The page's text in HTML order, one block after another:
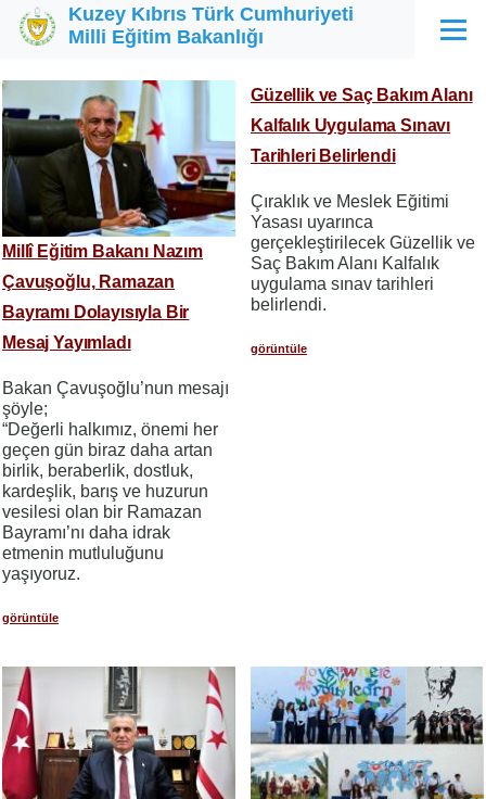
Ana içeriğe atla
Kuzey Kıbrıs Türk Cumhuriyeti
Milli Eğitim Bakanlığı
Menü
Millî Eğitim Bakanı Nazım
Çavuşoğlu, Ramazan
Bayramı Dolayısıyla Bir
Mesaj Yayımladı
Bakan Çavuşoğlu’nun mesajı
şöyle;
“Değerli halkımız, önemi her
geçen gün biraz daha artan
birlik, beraberlik, dostluk,
kardeşlik, barış ve huzurun
vesilesi olan bir Ramazan
Bayramı’nı daha idrak
etmenin mutluluğunu
yaşıyoruz.
görüntüle
Güzellik ve Saç Bakım Alanı
Kalfalık Uygulama Sınavı
Tarihleri Belirlendi
Çıraklık ve Meslek Eğitimi
Yasası uyarınca
gerçekleştirilecek Güzellik ve
Saç Bakım Alanı Kalfalık
uygulama sınav tarihleri
belirlendi.
görüntüle